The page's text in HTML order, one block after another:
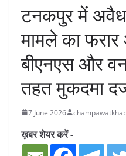
टनकपुर में
मामले का फरार
बीएनएस और
तहत मुकदमा
7 June 2026
ख़बर शेयर करें -